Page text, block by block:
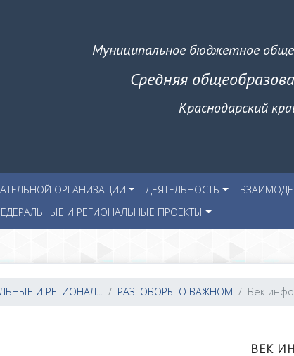
Муниципальное бюджетное
Средняя
Краснодарский
ОРГАНИЗАЦИИ ДЕЯТЕЛЬНОСТЬ
И РЕГИОНАЛЬНЫЕ ПРОЕКТЫ
И РЕГИОНАЛ... РАЗГОВОРЫ О ВАЖНОМ Век
ВЕК